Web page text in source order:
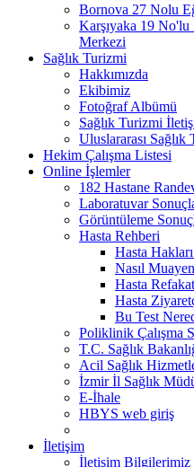
Bornova 27 Nolu
Karşıyaka 19 No'lu
Merkezi
Sağlık Turizmi
Hakkımızda
Ekibimiz
Fotoğraf Albümü
Sağlık Turizmi
Uluslararası
Hekim Çalışma Listesi
Online İşlemler
182 Hastane
Laboratuvar
Görüntüleme
Hasta Rehberi
Hasta
Nasıl
Hasta
Hasta
Bu Test
Poliklinik Çalışma
T.C. Sağlık
Acil Sağlık
İzmir İl Sağlık
E-İhale
HBYS web giriş
İletişim
İletişim Bilgilerimiz